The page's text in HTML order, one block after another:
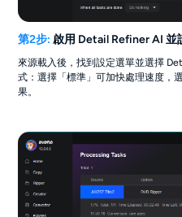
第2步: 啟用 Detail Refiner AI 並
來源載入後，找到設定選單並選擇
式：選擇「標準」可加快處理速度，
果。